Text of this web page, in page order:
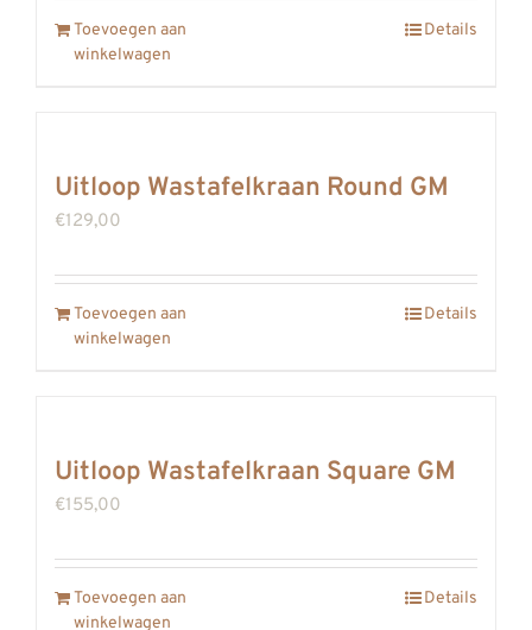
Toevoegen aan
winkelwagen
Details
Uitloop Wastafelkraan Round GM
€129,00
Toevoegen aan
winkelwagen
Details
Uitloop Wastafelkraan Square GM
€155,00
Toevoegen aan
winkelwagen
Details